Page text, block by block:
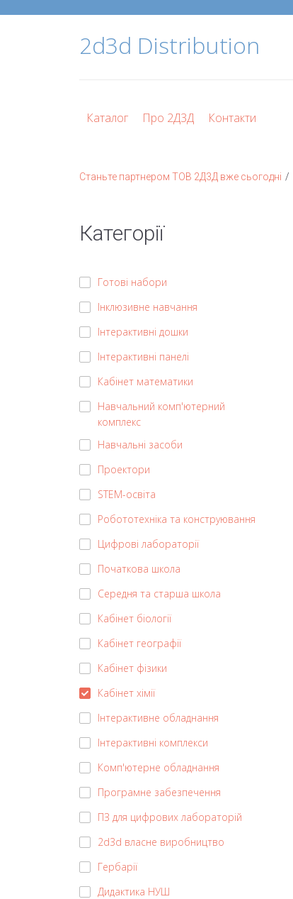
2d3d Distribution
Каталог Про 2Д3Д Контакти
Станьте партнером ТОВ 2Д3Д вже сьогодні /
Категорії
Готові набори
Інклюзивне навчання
Інтерактивні дошки
Інтерактивні панелі
Кабінет математики
Навчальний комп'ютерний
комплекс
Навчальні засоби
Проектори
STEM-освіта
Робототехніка та конструювання
Цифрові лабораторії
Початкова школа
Середня та старша школа
Кабінет біології
Кабінет географії
Кабінет фізики
Кабінет хімії
Інтерактивне обладнання
Інтерактивні комплекси
Комп'ютерне обладнання
Програмне забезпечення
ПЗ для цифрових лабораторій
2d3d власне виробництво
Гербарії
Дидактика НУШ